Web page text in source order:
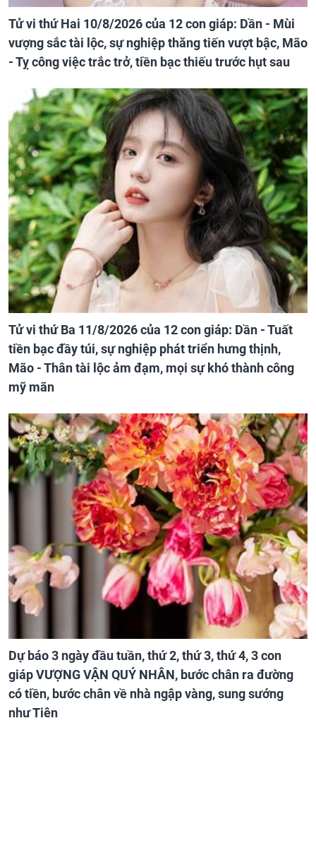
Tử vi thứ Hai 10/8/2026 của 12 con giáp: Dần - Mùi
vượng sắc tài lộc, sự nghiệp thăng tiến vượt bậc, Mão
- Tỵ công việc trắc trở, tiền bạc thiếu trước hụt sau
Tử vi thứ Ba 11/8/2026 của 12 con giáp: Dần - Tuất
tiền bạc đầy túi, sự nghiệp phát triển hưng thịnh,
Mão - Thân tài lộc ảm đạm, mọi sự khó thành công
mỹ mãn
Dự báo 3 ngày đầu tuần, thứ 2, thứ 3, thứ 4, 3 con
giáp VƯỢNG VẬN QUÝ NHÂN, bước chân ra đường
có tiền, bước chân về nhà ngập vàng, sung sướng
như Tiên